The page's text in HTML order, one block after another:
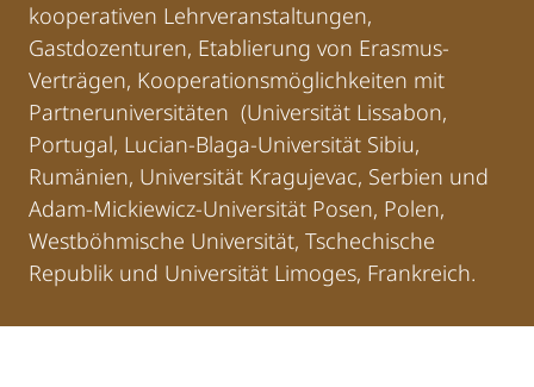
kooperativen Lehrveranstaltungen,
Gastdozenturen, Etablierung von Erasmus-
Verträgen, Kooperationsmöglichkeiten mit
Partneruniversitäten (Universität Lissabon,
Portugal, Lucian-Blaga-Universität Sibiu,
Rumänien, Universität Kragujevac, Serbien und
Adam-Mickiewicz-Universität Posen, Polen,
Westböhmische Universität, Tschechische
Republik und Universität Limoges, Frankreich.